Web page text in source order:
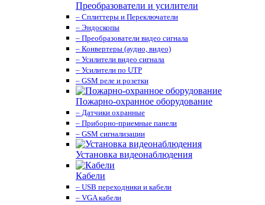
Преобразователи и усилители
– Сплиттеры и Переключатели
– Эндоскопы
– Преобразователи видео сигнала
– Конвертеры (аудио, видео)
– Усилители видео сигнала
– Усилители по UTP
– GSM реле и розетки
Пожарно-охранное оборудование
– Датчики охранные
– Приборно-приемные панели
– GSM сигнализации
Установка видеонаблюдения
Кабели
– USB переходники и кабели
– VGA кабели